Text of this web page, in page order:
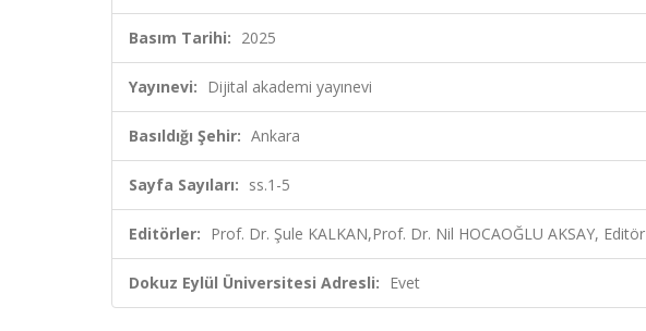
Basım Tarihi: 2025
Yayınevi: Dijital akademi yayınevi
Basıldığı Şehir: Ankara
Sayfa Sayıları: ss.1-5
Editörler: Prof. Dr. Şule KALKAN,Prof. Dr. Nil HOCAOĞLU AKSAY, Editör
Dokuz Eylül Üniversitesi Adresli: Evet